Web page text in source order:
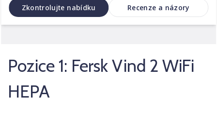
Zkontrolujte nabídku Recenze a názory
Pozice 1: Fersk Vind 2 WiFi
HEPA